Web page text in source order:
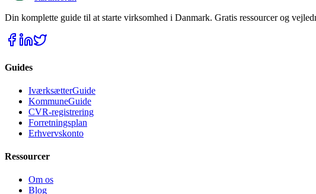
Din komplette guide til at starte virksomhed i Danmark. Gratis ressourcer og
Guides
IværksætterGuide
KommuneGuide
CVR-registrering
Forretningsplan
Erhvervskonto
Ressourcer
Om os
Blog